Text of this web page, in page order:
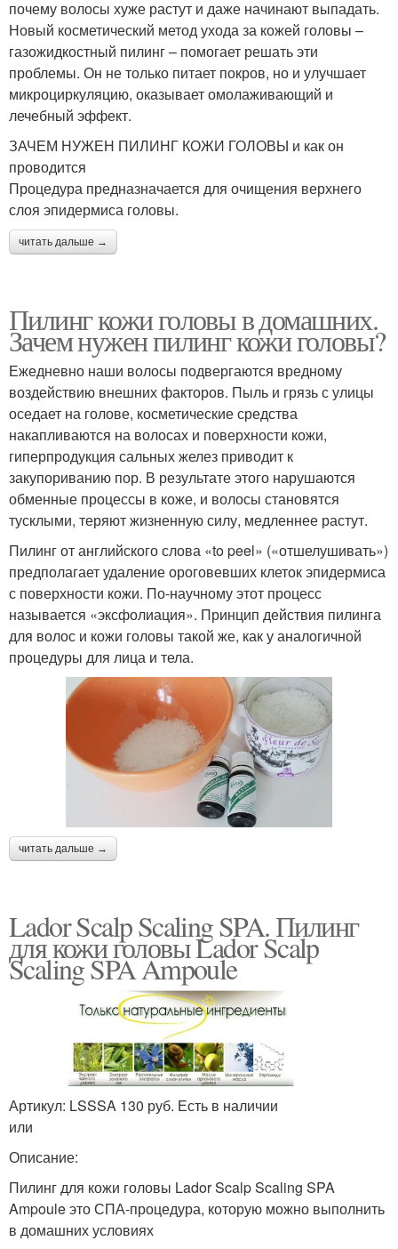
почему волосы хуже растут и даже начинают выпадать.
Новый косметический метод ухода за кожей головы –
газожидкостный пилинг – помогает решать эти
проблемы. Он не только питает покров, но и улучшает
микроциркуляцию, оказывает омолаживающий и
лечебный эффект.
ЗАЧЕМ НУЖЕН ПИЛИНГ КОЖИ ГОЛОВЫ и как он
проводится
Процедура предназначается для очищения верхнего
слоя эпидермиса головы.
читать дальше →
Пилинг кожи головы в домашних.
Зачем нужен пилинг кожи головы?
Ежедневно наши волосы подвергаются вредному
воздействию внешних факторов. Пыль и грязь с улицы
оседает на голове, косметические средства
накапливаются на волосах и поверхности кожи,
гиперпродукция сальных желез приводит к
закупориванию пор. В результате этого нарушаются
обменные процессы в коже, и волосы становятся
тусклыми, теряют жизненную силу, медленнее растут.
Пилинг от английского слова «to peel» («отшелушивать»)
предполагает удаление ороговевших клеток эпидермиса
с поверхности кожи. По-научному этот процесс
называется «эксфолиация». Принцип действия пилинга
для волос и кожи головы такой же, как у аналогичной
процедуры для лица и тела.
читать дальше →
Lador Scalp Scaling SPA. Пилинг
для кожи головы Lador Scalp
Scaling SPA Ampoule
Артикул: LSSSA 130 руб. Есть в наличии
или
Описание:
Пилинг для кожи головы Lador Scalp Scaling SPA
Ampoule это СПА-процедура, которую можно выполнить
в домашних условиях